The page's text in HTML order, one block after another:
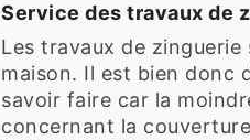
Service des travaux de
Les travaux de
maison. Il est bien donc
savoir faire car la
concernant la